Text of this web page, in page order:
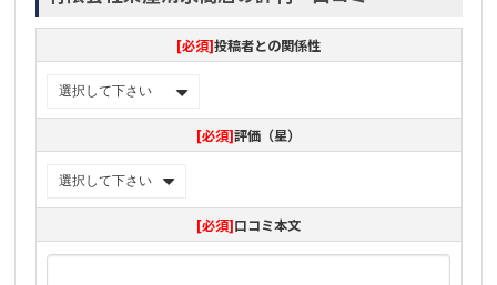
[必須]投稿者との関係性
[必須]評価（星）
[必須]口コミ本文